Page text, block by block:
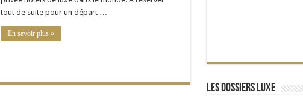
dans
le
tout de suite pour un départ …
En savoir plus »
Les dossiers Luxe